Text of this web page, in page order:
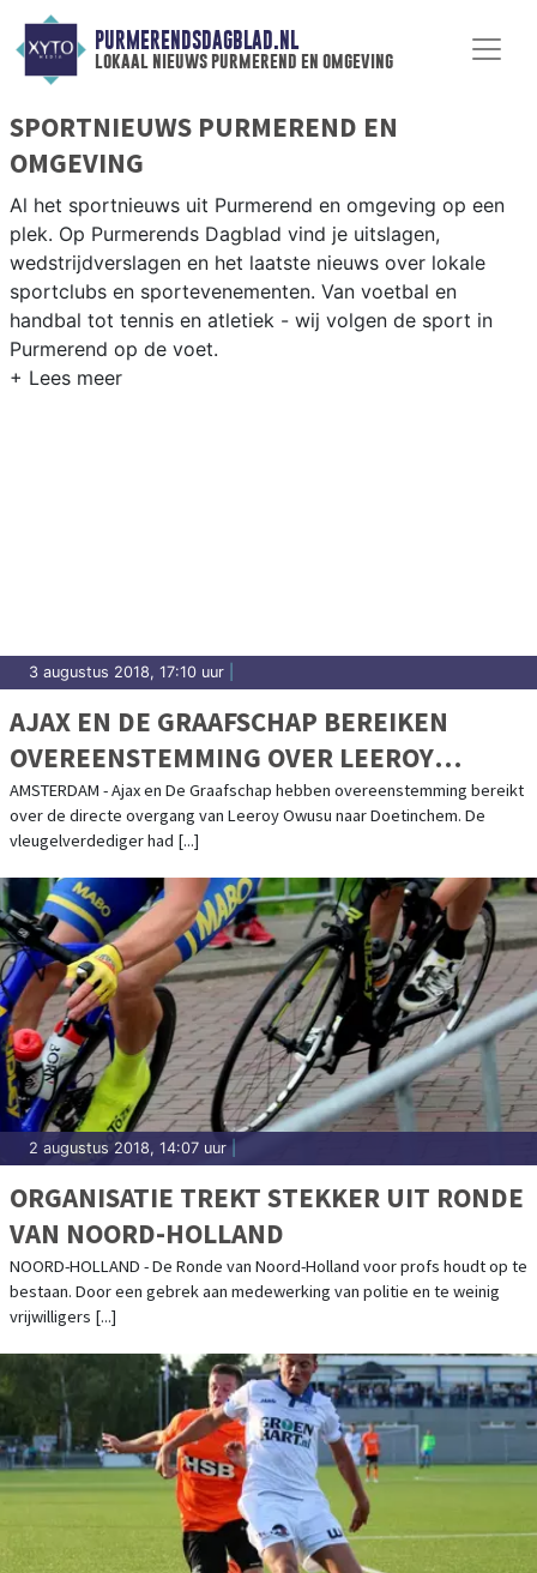
PURMERENDSDAGBLAD.NL
lokaal nieuws purmerend en omgeving
SPORTNIEUWS PURMEREND EN
OMGEVING
Al het sportnieuws uit Purmerend en omgeving op een
plek. Op Purmerends Dagblad vind je uitslagen,
wedstrijdverslagen en het laatste nieuws over lokale
sportclubs en sportevenementen. Van voetbal en
handbal tot tennis en atletiek - wij volgen de sport in
Purmerend op de voet.
3 augustus 2018, 17:10 uur
AJAX EN DE GRAAFSCHAP BEREIKEN
OVEREENSTEMMING OVER LEEROY
OWUSU
AMSTERDAM - Ajax en De Graafschap hebben overeenstemming bereikt
over de directe overgang van Leeroy Owusu naar Doetinchem. De
vleugelverdediger had [...]
2 augustus 2018, 14:07 uur
ORGANISATIE TREKT STEKKER UIT RONDE
VAN NOORD-HOLLAND
NOORD-HOLLAND - De Ronde van Noord-Holland voor profs houdt op te
bestaan. Door een gebrek aan medewerking van politie en te weinig
vrijwilligers [...]